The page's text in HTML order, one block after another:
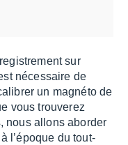
sur
néces­saire de
un magnéto de
vous trou­ve­rez
nous allons abor­der
l’époque du tout-